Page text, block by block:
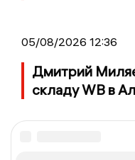
05/08/2026 12:36
Дмитрий
складу WB в